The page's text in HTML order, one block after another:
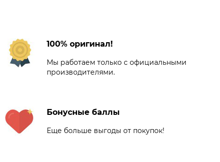
100% оригинал!
Мы работаем только с официальными
производителями.
Бонусные баллы
Еще больше выгоды от покупок!